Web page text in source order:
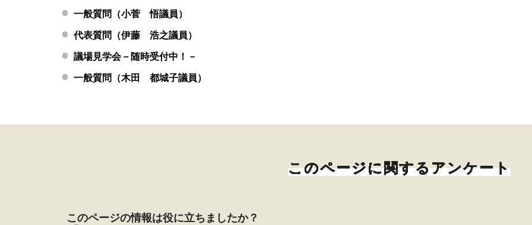
一般質問（小菅 悟議員）
代表質問（伊藤 浩之議員）
議場見学会－随時受付中！－
一般質問（木田 都城子議員）
このページに関するアンケート
このページの情報は役に立ちましたか？